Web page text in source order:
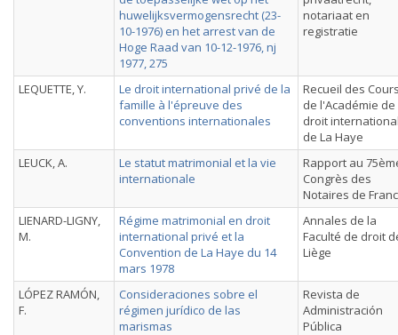
huwelijksvermogensrecht (23-
10-1976) en het arrest van de
Hoge Raad van 10-12-1976, nj
1977, 275
notariaat en
registratie
LEQUETTE, Y.
Le droit international privé de la
famille à l'épreuve des
conventions internationales
Recueil des
de l'Académie de
droit
de La Haye
LEUCK, A.
Le statut matrimonial et la vie
internationale
Rapport au
Congrès des
Notaires de
LIENARD-LIGNY,
M.
Régime matrimonial en droit
international privé et la
Convention de La Haye du 14
mars 1978
Annales de la
Faculté de droit
Liège
LÓPEZ RAMÓN,
F.
Consideraciones sobre el
régimen jurídico de las
marismas
Revista de
Administración
Pública